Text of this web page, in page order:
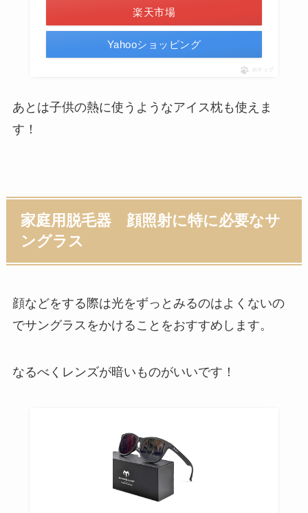
楽天市場
Yahooショッピング
ポチップ
あとは子供の熱に使うようなアイス枕も使えま
す！
家庭用脱毛器 顔照射に特に必要なサ
ングラス
顔などをする際は光をずっとみるのはよくないの
でサングラスをかけることをおすすめします。
なるべく レンズが暗いものがいいです！